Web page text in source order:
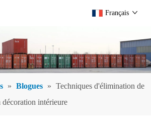
Français
» Blogues » Techniques d'élimination de
intérieure